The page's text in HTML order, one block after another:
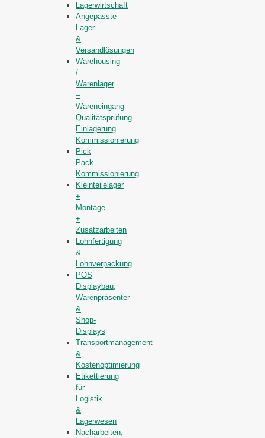
Lagerwirtschaft
Angepasste
Lager-
&
Versandlösungen
Warehousing
/
Warenlager
–
Wareneingang
Qualitätsprüfung
Einlagerung
Kommissionierung
Pick
Pack
Kommissionierung
Kleinteilelager
+
Montage
+
Zusatzarbeiten
Lohnfertigung
&
Lohnverpackung
POS
Displaybau,
Warenpräsenter
&
Shop-
Displays
Transportmanagement
&
Kostenoptimierung
Etikettierung
für
Logistik
&
Lagerwesen
Nacharbeiten,